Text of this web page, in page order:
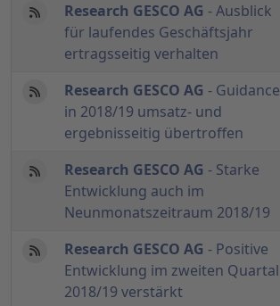
Research GESCO AG - Ausblick
für laufendes Geschäftsjahr
ertragsseitig verhalten
Research GESCO AG - Guidance
in 2018/19 umsatz- und
ergebnisseitig übertroffen
Research GESCO AG - Starke
Entwicklung auch im
Neunmonatszeitraum 2018/19
Research GESCO AG - Positive
Entwicklung im zweiten Quartal
2018/19 verstärkt